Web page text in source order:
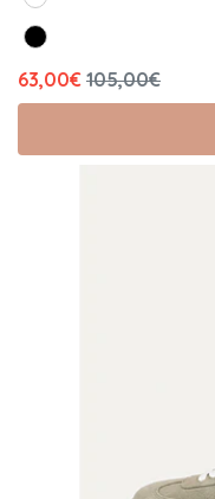
63,00€ 105,00€